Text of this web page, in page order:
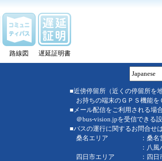
路線図 遅延証明書
■近傍停留所（近くの停留所を
お持ちの端末のＧＰＳ機能を
■メール配信をご利用される場
＠bus-vision.jpを受信できる設
■バスの運行に関するお問合せ
桑名エリア ：桑名営
：八風バス
四日市エリア ：四日市